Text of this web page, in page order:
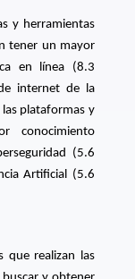
y herramientas
tener un mayor
en línea (8.3
internet de la
plataformas y
conocimiento
(5.6
Artificial (5.6
que realizan las